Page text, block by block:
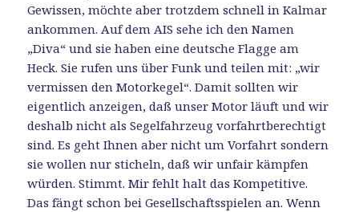
Gewissen, möchte aber trotzdem schnell in Kalmar
ankommen. Auf dem AIS sehe ich den Namen
„Diva“ und sie haben eine deutsche Flagge am
Heck. Sie rufen uns über Funk und teilen mit: „wir
vermissen den Motorkegel“. Damit sollten wir
eigentlich anzeigen, daß unser Motor läuft und wir
deshalb nicht als Segelfahrzeug vorfahrtberechtigt
sind. Es geht Ihnen aber nicht um Vorfahrt sondern
sie wollen nur sticheln, daß wir unfair kämpfen
würden. Stimmt. Mir fehlt halt das Kompetitive.
Das fängt schon bei Gesellschaftsspielen an. Wenn